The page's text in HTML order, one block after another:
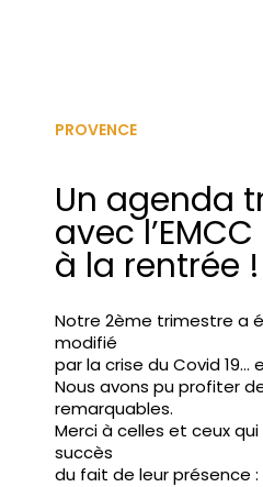
PROVENCE
Un agenda
avec
à la rentrée !
Notre 2ème trimestre a
modifié
par la crise du Covid 19…
Nous avons pu profiter
remarquables.
Merci à celles et ceux
succès
du fait de leur présence :